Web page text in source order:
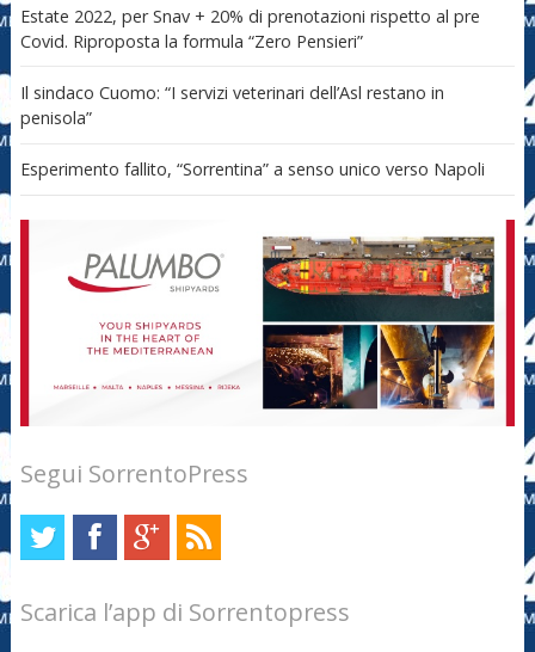
Estate 2022, per Snav + 20% di prenotazioni rispetto al pre
Covid. Riproposta la formula “Zero Pensieri”
Il sindaco Cuomo: “I servizi veterinari dell’Asl restano in
penisola”
Esperimento fallito, “Sorrentina” a senso unico verso Napoli
Segui SorrentoPress
Scarica l’app di Sorrentopress